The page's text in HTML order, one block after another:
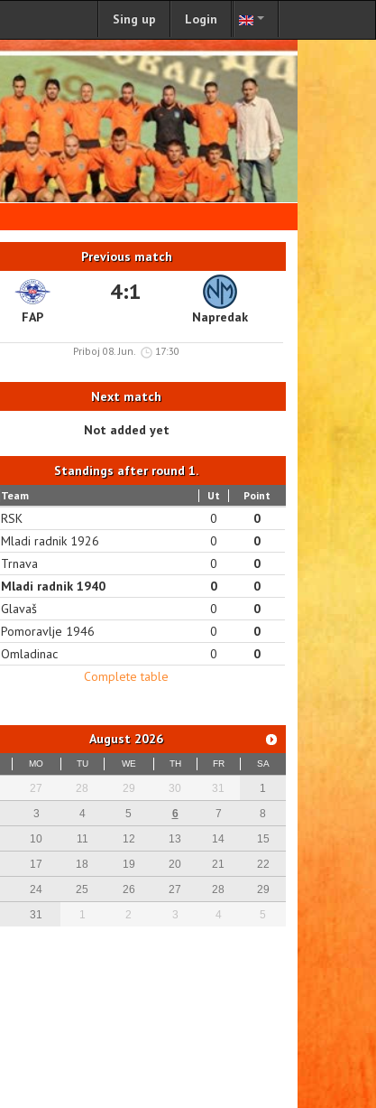
Sing up Login
Previous match
4:1
FAP Napredak
Priboj 08. Jun. 17:30
Next match
Not added yet
Standings after round 1.
Team Ut Point
RSK 0
0
Mladi radnik 1926 0
0
Trnava 0
0
Mladi radnik 1940 0
0
Glavaš 0
0
Pomoravlje 1946 0
0
Omladinac 0
0
Complete table
August 2026
MO TU WE TH FR SA
27 28 29 30 31
1
3 4 5 6 7
8
10 11 12 13 14
15
17 18 19 20 21
22
24 25 26 27 28
29
31 1 2 3 4 5